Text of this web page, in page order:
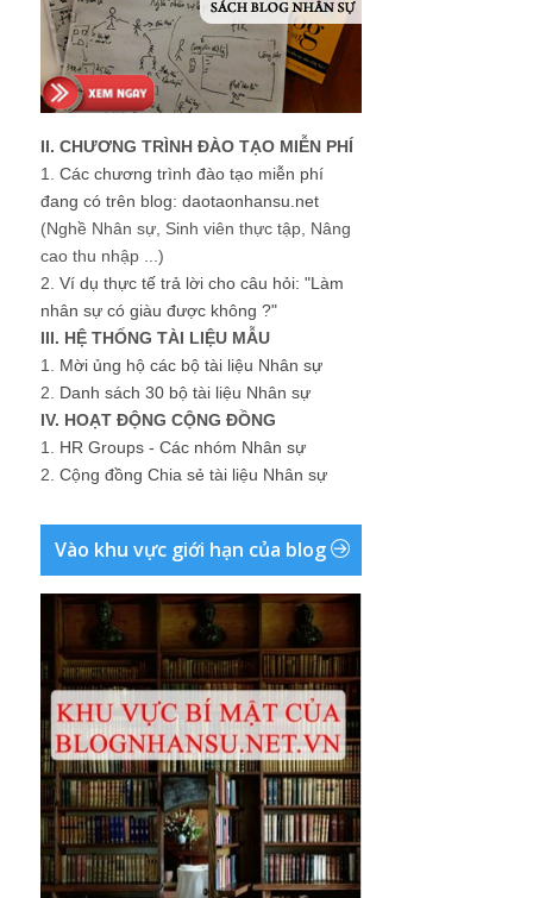
II. CHƯƠNG TRÌNH ĐÀO TẠO MIỄN PHÍ
1. Các chương trình đào tạo miễn phí
đang có trên blog: daotaonhansu.net
(Nghề Nhân sự, Sinh viên thực tập, Nâng
cao thu nhập ...)
2. Ví dụ thực tế trả lời cho câu hỏi: "Làm
nhân sự có giàu được không ?"
III. HỆ THỐNG TÀI LIỆU MẪU
1. Mời ủng hộ các bộ tài liệu Nhân sự
2. Danh sách 30 bộ tài liệu Nhân sự
IV. HOẠT ĐỘNG CỘNG ĐỒNG
1. HR Groups - Các nhóm Nhân sự
2. Cộng đồng Chia sẻ tài liệu Nhân sự
Vào khu vực giới hạn của blog